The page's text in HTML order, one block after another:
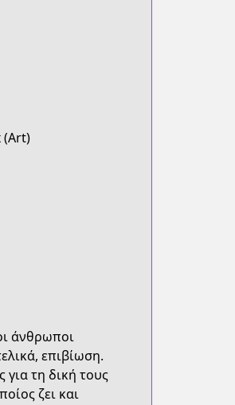
(Art)
άνθρωποι
επιβίωση.
τη δική τους
ζει και